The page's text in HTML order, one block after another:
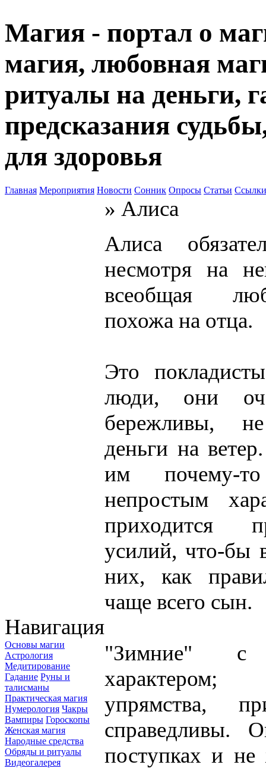
Магия - портал о
магия, любовная
ритуалы на деньги,
предсказания
для здоровья
Главная Мероприятия Новости Сонник Опросы Статьи Ссылки
Навигация
Основы магии
Астрология
Медитирование
Гадание Руны и
талисманы
Практическая магия
Нумерология Чакры
Вампиры Гороскопы
Женская магия
Народные средства
Обряды и ритуалы
Видеогалерея
» Алиса
Алиса
несмотря на
всеобщая
похожа на отца.
Это
люди, они
бережливы,
деньги на
им почему-
непростым
приходится
усилий, что-бы
них, как
чаще всего сын.
"Зимние" с
упрямства,
справедливы.
поступках и